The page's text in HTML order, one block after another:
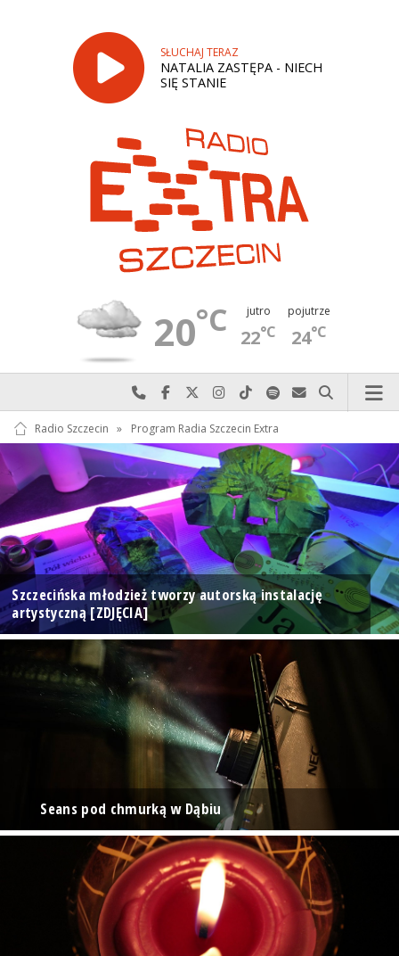
SŁUCHAJ TERAZ
NATALIA ZASTĘPA - NIECH
SIĘ STANIE
20°C jutro
22°C
pojutrze
24°C
Najlepiej po prostu do nas zadzwoń
Odwiedź nas na Facebook-u
Odwiedź nas na X
Odwiedź nas na Instagram-ie
Odwiedź nas na TikTok-u
Szukaj nas na Spotify
Wyślij do nas
Szukaj
Radio Szczecin » Program Radia Szczecin Extra
Szczecińska młodzież tworzy autorską instalację
artystyczną [ZDJĘCIA]
Seans pod chmurką w Dąbiu